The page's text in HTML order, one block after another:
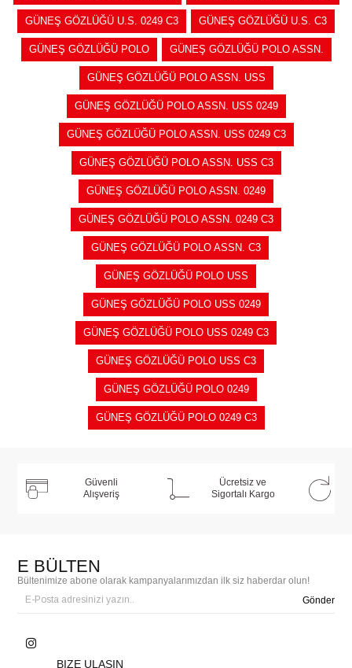
GÜNEŞ GÖZLÜĞÜ U.S. 0249 C3 GÜNEŞ GÖZLÜĞÜ U.S. C3
GÜNEŞ GÖZLÜĞÜ POLO GÜNEŞ GÖZLÜĞÜ POLO ASSN.
GÜNEŞ GÖZLÜĞÜ POLO ASSN. USS
GÜNEŞ GÖZLÜĞÜ POLO ASSN. USS 0249
GÜNEŞ GÖZLÜĞÜ POLO ASSN. USS 0249 C3
GÜNEŞ GÖZLÜĞÜ POLO ASSN. USS C3
GÜNEŞ GÖZLÜĞÜ POLO ASSN. 0249
GÜNEŞ GÖZLÜĞÜ POLO ASSN. 0249 C3
GÜNEŞ GÖZLÜĞÜ POLO ASSN. C3
GÜNEŞ GÖZLÜĞÜ POLO USS
GÜNEŞ GÖZLÜĞÜ POLO USS 0249
GÜNEŞ GÖZLÜĞÜ POLO USS 0249 C3
GÜNEŞ GÖZLÜĞÜ POLO USS C3
GÜNEŞ GÖZLÜĞÜ POLO 0249
GÜNEŞ GÖZLÜĞÜ POLO 0249 C3
Güvenli
Alışveriş
Ücretsiz ve
Sigortalı Kargo
E BÜLTEN
Bültenimize abone olarak kampanyalarımızdan ilk siz haberdar olun!
Gönder
BIZE ULAŞIN